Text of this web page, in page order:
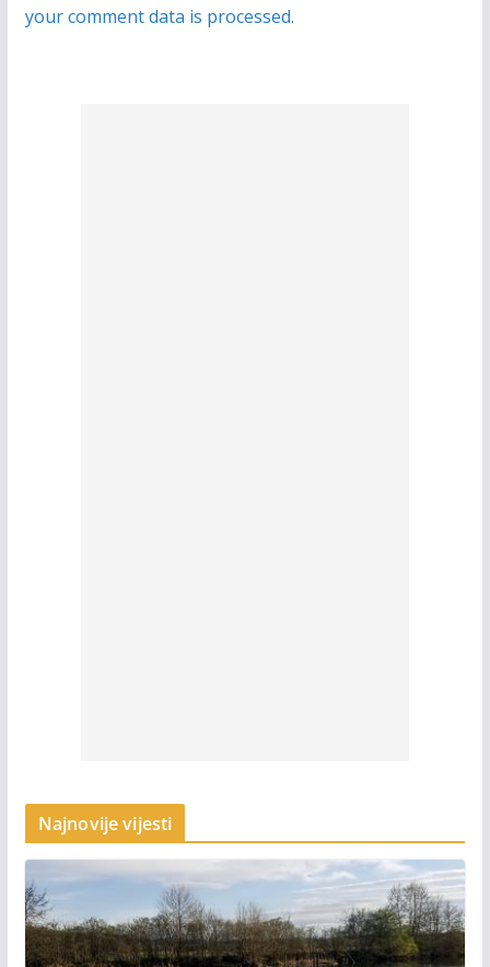
your comment data is processed.
Najnovije vijesti